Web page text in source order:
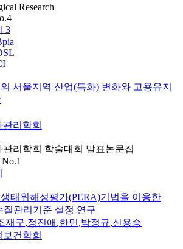
Research
3
서울지역 산업(특화) 변화와 고용유지
리학회
관리학회 학술대회 발표논문집
태위해성평가(PERA)기법을 이용한
질관리기준 설정 연구
재구,정진애 ,한민,박정규,신용승
건학회